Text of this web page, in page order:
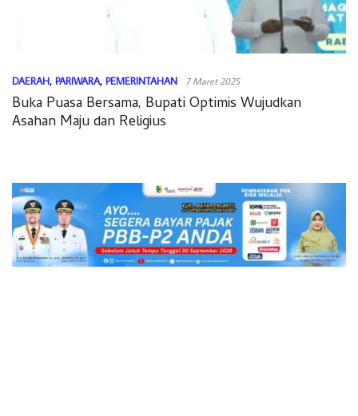
DAERAH, PARIWARA, PEMERINTAHAN 7 Maret 2025
Buka Puasa Bersama, Bupati Optimis Wujudkan
Asahan Maju dan Religius